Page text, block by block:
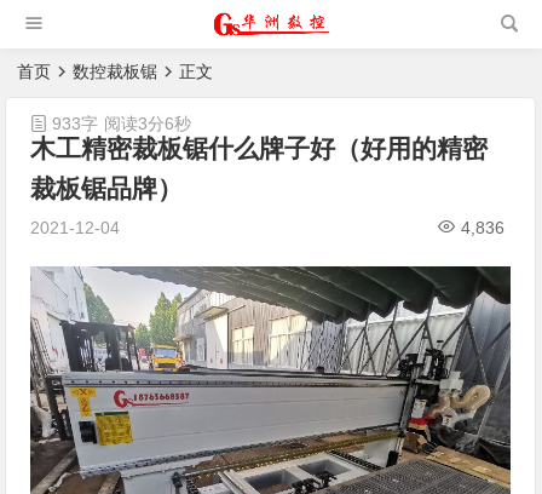
|猫抓板生产设备|非标
自动化设备
首页 数控裁板锯 正文
木工精密裁板锯什么牌子好（好用的精密
裁板锯品牌）
2021-12-04 4,836
933字 阅读3分6秒